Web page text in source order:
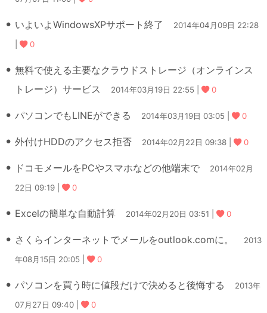
いよいよWindowsXPサポート終了
2014年04月09日 22:28
0
無料で使える主要なクラウドストレージ（オンラインス
トレージ）サービス
2014年03月19日 22:55 | 0
パソコンでもLINEができる 2014年03月19日 03:05 | 0
外付けHDDのアクセス拒否 2014年02月22日 09:38 | 0
ドコモメールをPCやスマホなどの他端末で
2014年02月
22日 09:19 |
0
Excelの簡単な自動計算 2014年02月20日 03:51 | 0
さくらインターネットでメールをoutlook.comに。
2013
年08月15日 20:05 |
0
パソコンを買う時に値段だけで決めると後悔する
2013年
07月27日 09:40 |
0